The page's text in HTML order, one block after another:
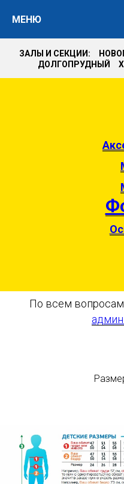
МЕНЮ
ЗАЛЫ И СЕКЦИИ:
ДОЛГОПРУДНЫЙ
По всем